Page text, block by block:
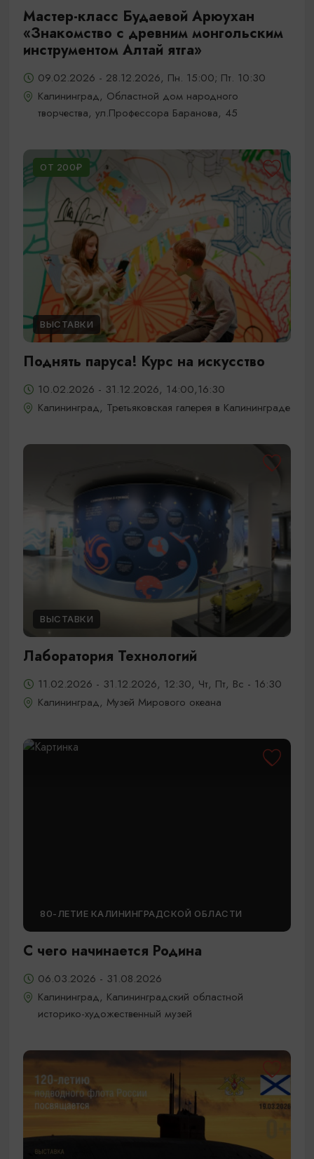
Мастер-класс Будаевой Арюухан
«Знакомство с древним монгольским
инструментом Алтай ятга»
09.02.2026 - 28.12.2026, Пн. 15:00; Пт. 10:30
Калининград, Областной дом народного
творчества, ул.Профессора Баранова, 45
ОТ 200₽
ВЫСТАВКИ
Поднять паруса! Курс на искусство
10.02.2026 - 31.12.2026, 14:00,16:30
Калининград, Третьяковская галерея в Калининграде
ВЫСТАВКИ
Лаборатория Технологий
11.02.2026 - 31.12.2026, 12:30, Чт, Пт, Вс - 16:30
Калининград, Музей Мирового океана
80-ЛЕТИЕ КАЛИНИНГРАДСКОЙ ОБЛАСТИ
С чего начинается Родина
06.03.2026 - 31.08.2026
Калининград, Калининградский областной
историко-художественный музей